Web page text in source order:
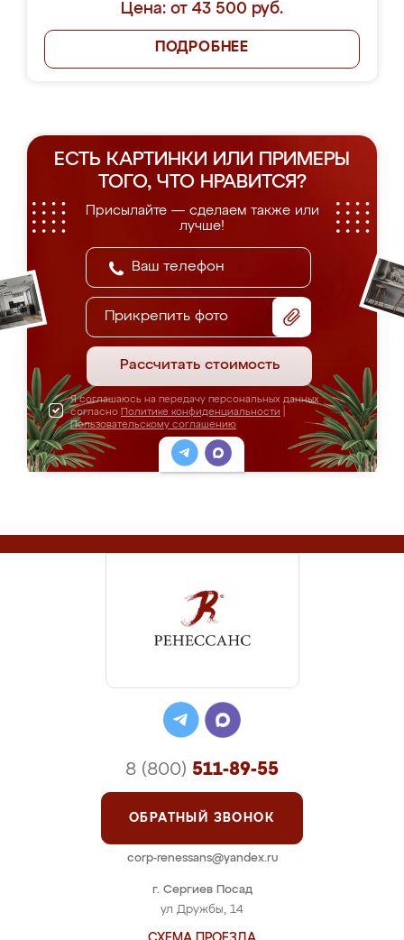
Цена: от 43 500 руб.
ПОДРОБНЕЕ
ЕСТЬ КАРТИНКИ ИЛИ ПРИМЕРЫ
ТОГО, ЧТО НРАВИТСЯ?
Присылайте — сделаем также или
лучше!
Прикрепить фото
Рассчитать стоимость
Я соглашаюсь на передачу персональных данных
согласно Политике конфиденциальности
Пользовательскому соглашению
г. Сергиев Посад
ул Дружбы, 14
8 (800) 511-89-55
ОБРАТНЫЙ ЗВОНОК
corp-renessans@yandex.ru